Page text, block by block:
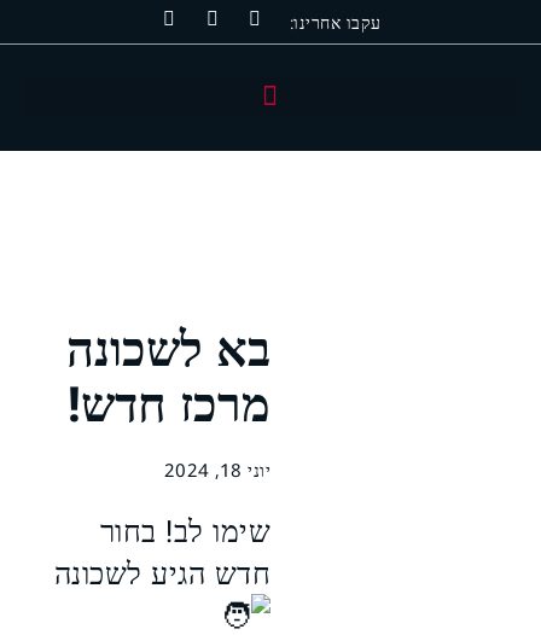
עקבו אחרינו:
בא לשכונה
מרכז חדש!
יוני 18, 2024
שימו לב! בחור
חדש הגיע לשכונה